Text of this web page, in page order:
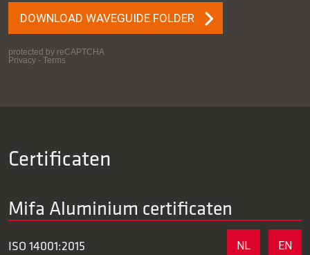
Certificaten
Mifa Aluminium certificaten
ISO 14001:2015 NL EN